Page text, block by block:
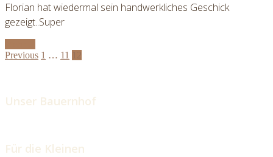
Florian hat wiedermal sein handwerkliches Geschick
gezeigt..Super
Posts
Previous 1 … 11
Unser Bauernhof
Für die Kleinen